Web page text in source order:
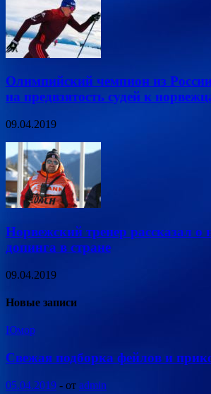
Олимпийский чемпион из
на предвзятость судей к
09.04.2019
Норвежский тренер рассказал о
допинга в стране
09.04.2019
Новые записи
Юмор
Свежая подборка фейлов и
05.04.2019 - от admin